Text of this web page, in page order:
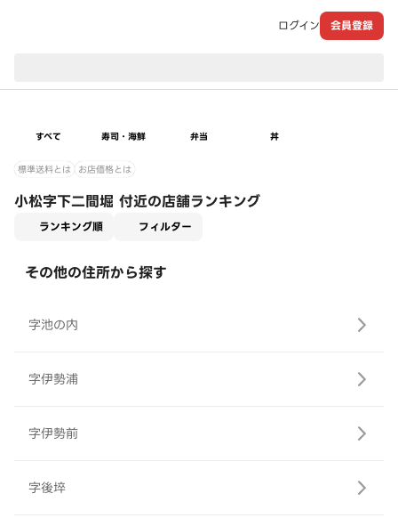
ログイン 会員登録
すべて 寿司・海鮮 弁当 丼
標準送料とは お店価格とは
小松字下二間堀 付近の店舗ランキング
ランキング順 フィルター
その他の住所から探す
字池の内
字伊勢浦
字伊勢前
字後埣